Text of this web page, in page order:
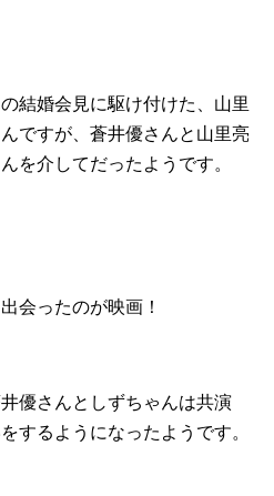
結婚会見に駆け付けた、山里
ですが、蒼井優さんと山里亮
を介してだったようです。
会ったのが映画！
優さんとしずちゃんは共演
するようになったようです。